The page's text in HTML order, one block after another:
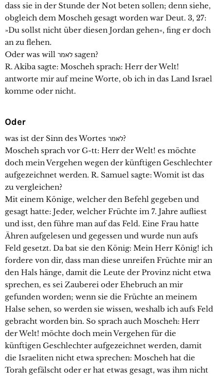
dass sie in der Stunde der Not beten sollen; denn siehe,
obgleich dem Moscheh gesagt worden war Deut. 3, 27:
»Du sollst nicht über diesen Jordan gehen«, fing er doch
an zu flehen.
Oder was will לאמר sagen?
R. Akiba sagte: Moscheh sprach: Herr der Welt!
antworte mir auf meine Worte, ob ich in das Land Israel
komme oder nicht.
Oder
was ist der Sinn des Wortes לאמר?
Moscheh sprach vor G-tt: Herr der Welt! es möchte
doch mein Vergehen wegen der künftigen Geschlechter
aufgezeichnet werden. R. Samuel sagte: Womit ist das
zu vergleichen?
Mit einem Könige, welcher den Befehl gegeben und
gesagt hatte: Jeder, welcher Früchte im 7. Jahre aufliest
und isst, den führe man auf das Feld. Eine Frau hatte
Ähren aufgelesen und gegessen und wurde nun aufs
Feld gesetzt. Da bat sie den König: Mein Herr König! ich
fordere von dir, dass man diese unreifen Früchte mir an
den Hals hänge, damit die Leute der Provinz nicht etwa
sprechen, es sei Zauberei oder Ehebruch an mir
gefunden worden; wenn sie die Früchte an meinem
Halse sehen, so werden sie wissen, weshalb ich aufs Feld
gebracht worden bin. So sprach auch Moscheh: Herr
der Welt! möchte doch mein Vergehen für die
künftigen Geschlechter aufgezeichnet werden, damit
die Israeliten nicht etwa sprechen: Moscheh hat die
Torah gefälscht oder er hat etwas gesagt, was ihm nicht